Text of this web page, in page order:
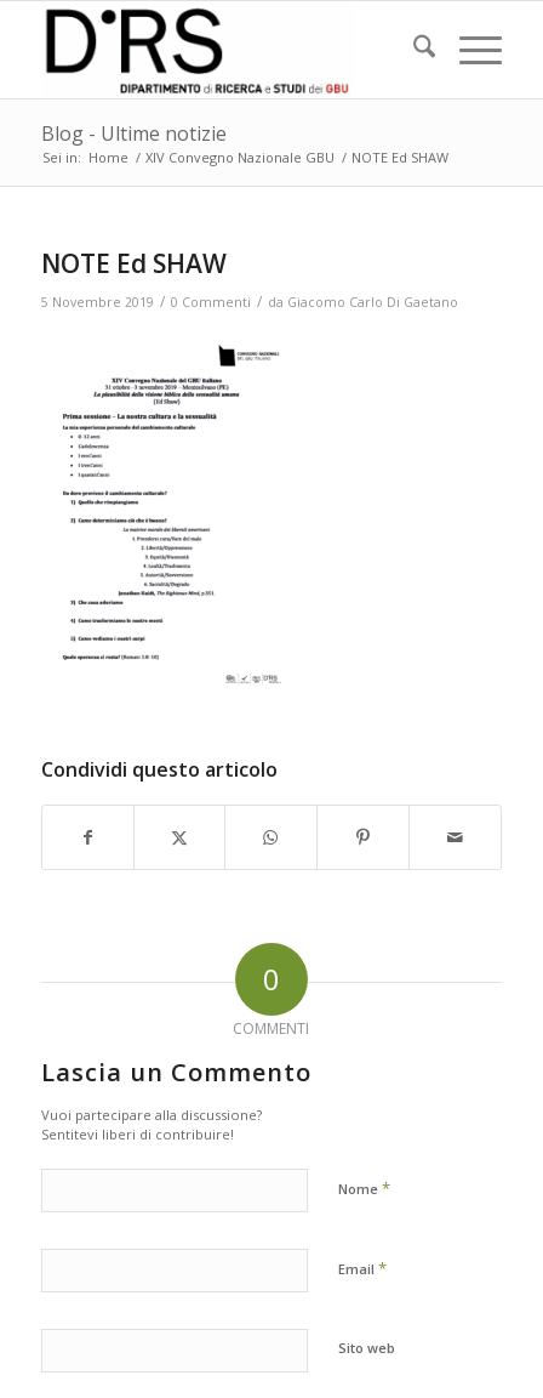
Blog - Ultime notizie
Sei in: Home / XIV Convegno Nazionale GBU / NOTE Ed SHAW
NOTE Ed SHAW
5 Novembre 2019 / 0 Commenti / da Giacomo Carlo Di Gaetano
Condividi questo articolo
0
COMMENTI
Lascia un Commento
Vuoi partecipare alla discussione?
Sentitevi liberi di contribuire!
Nome *
Email *
Sito web